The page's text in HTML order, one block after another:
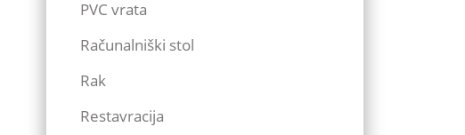
PVC vrata
Računalniški stol
Rak
Restavracija